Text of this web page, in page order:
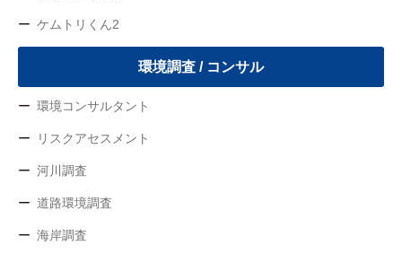
ケムトリくん2
環境調査 / コンサル
環境コンサルタント
リスクアセスメント
河川調査
道路環境調査
海岸調査